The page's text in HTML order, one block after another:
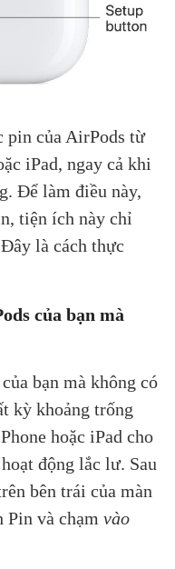
pin của AirPods từ
iPad, ngay cả khi
Để làm điều này,
tiện ích này chỉ
là cách thực
của bạn mà
bạn mà không có
kỳ khoảng trống
hoặc iPad cho
động lắc lư. Sau
bên trái của màn
Pin và chạm vào